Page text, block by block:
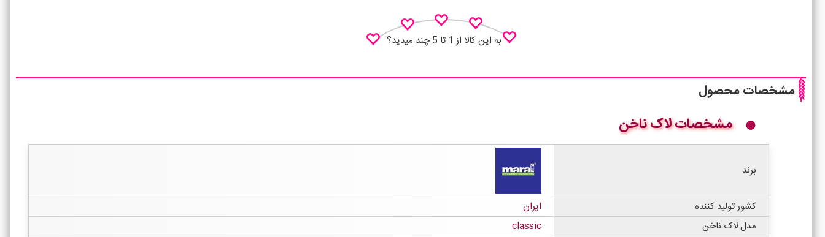
به این کالا از 1 تا 5 چند میدید؟
مشخصات محصول
مشخصات لاک ناخن
برند
کشور تولید کننده
ایران
مدل لاک ناخن
classic